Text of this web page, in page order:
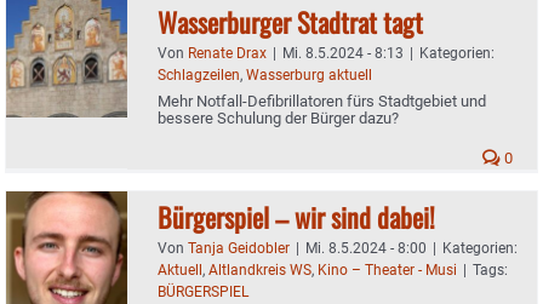
Wasserburger Stadtrat tagt
Von Renate Drax | Mi. 8.5.2024 - 8:13 | Kategorien:
Schlagzeilen, Wasserburg aktuell
Mehr Notfall-Defibrillatoren fürs Stadtgebiet und
bessere Schulung der Bürger dazu?
0
Bürgerspiel – wir sind dabei!
Von Tanja Geidobler | Mi. 8.5.2024 - 8:00 | Kategorien:
Aktuell, Altlandkreis WS, Kino – Theater - Musi | Tags:
BÜRGERSPIEL